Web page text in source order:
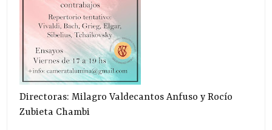
Directoras: Milagro Valdecantos Anfuso y Rocío
Zubieta Chambi